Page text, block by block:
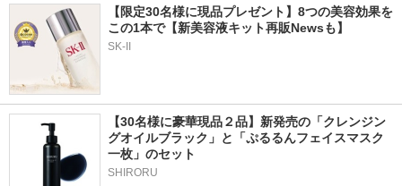
【限定30名様に現品プレゼント】8つの美容効果を
この1本で【新美容液キット再販Newsも】
SK-II
【30名様に豪華現品２品】新発売の「クレンジン
グオイルブラック」と「ぷるるんフェイスマスク
一枚」のセット
SHIRORU